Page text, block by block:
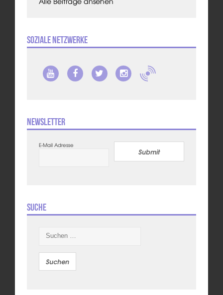
Soziale Netzwerke
Newsletter
E-Mail Adresse
Submit
Suche
nach: